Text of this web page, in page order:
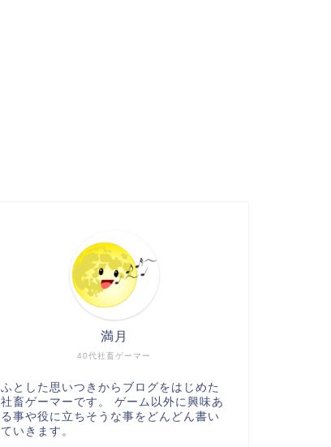
40代社畜ゲーマー
満月
ふとした思いつきからブログをはじめた
社畜ゲーマーです。 ゲーム以外に興味あ
る事や役に立ちそうな事をどんどん書い
ていきます。